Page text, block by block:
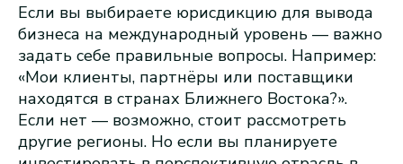
Если вы выбираете юрисдикцию для вывода
бизнеса на международный уровень — важно
задать себе правильные вопросы. Например:
«Мои клиенты, партнёры или поставщики
находятся в странах Ближнего Востока?».
Если нет — возможно, стоит рассмотреть
другие регионы. Но если вы планируете